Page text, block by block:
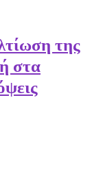
της
στα